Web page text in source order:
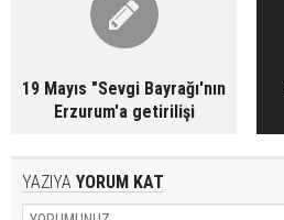
19 Mayıs "Sevgi Bayrağı'nın
Erzurum'a getirilişi
YAZIYA YORUM KAT